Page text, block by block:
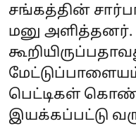
சங்கத்தின்
மனு
பெட்டிகள்
இயக்கப்பட்டு